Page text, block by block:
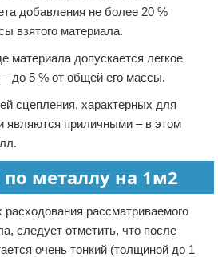
добавления не более 20 %
взятого материала.
материала допускается легкое
до 5 % от общей его массы.
сцепления, характерных для
являются приличными – в этом
по металлу на 1м2
расходования рассматриваемого
следует отметить, что после
очень тонкий (толщиной до 1